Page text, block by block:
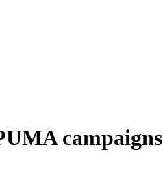
campaigns